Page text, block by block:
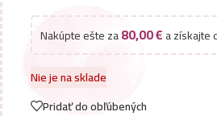
Nakúpte ešte za80,00€a získajte
Nie je na sklade
Pridať do obľúbených